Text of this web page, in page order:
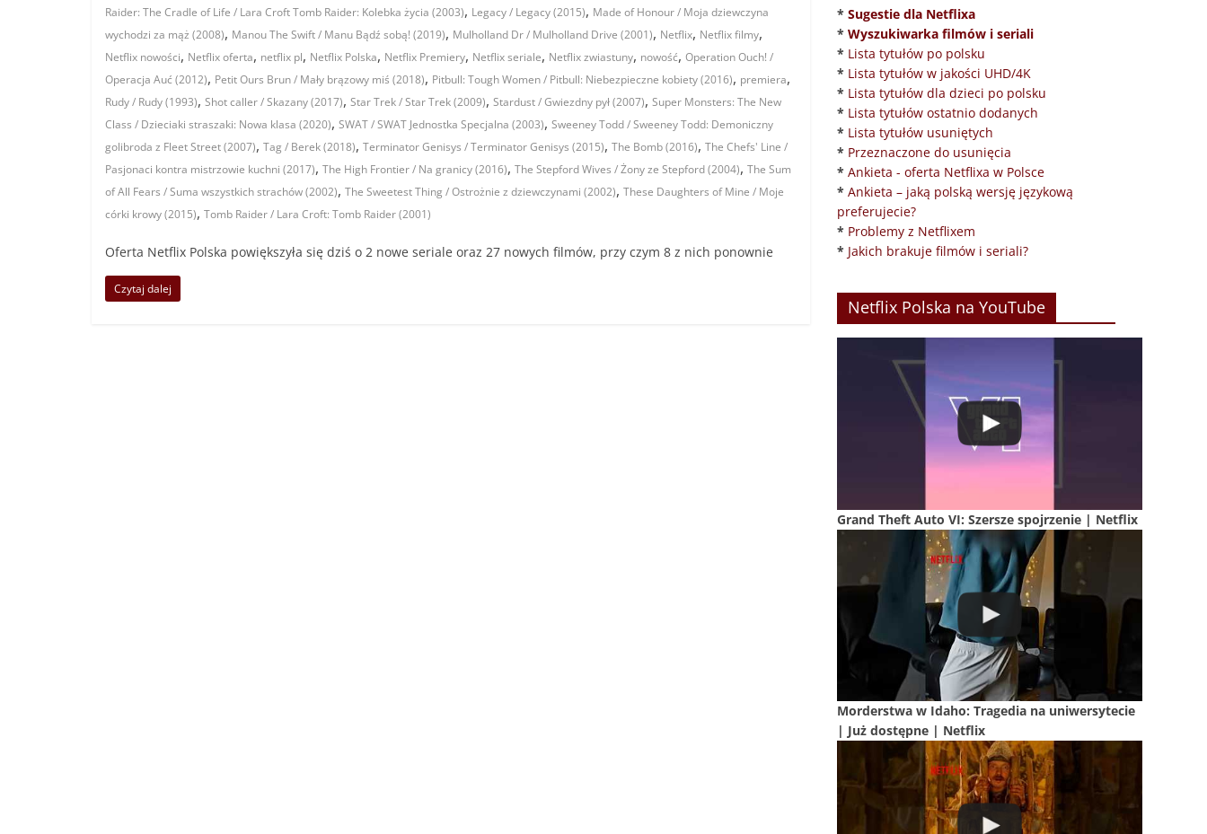
Raider: The Cradle of Life / Lara Croft Tomb Raider: Kolebka życia (2003), Legacy / Legacy (2015), Made of Honour / Moja dziewczyna
wychodzi za mąż (2008), Manou The Swift / Manu Bądź sobą! (2019), Mulholland Dr / Mulholland Drive (2001), Netflix, Netflix filmy,
Netflix nowości, Netflix oferta, netflix pl, Netflix Polska, Netflix Premiery, Netflix seriale, Netflix zwiastuny, nowość, Operation Ouch! /
Operacja Auć (2012), Petit Ours Brun / Mały brązowy miś (2018), Pitbull: Tough Women / Pitbull: Niebezpieczne kobiety (2016), premiera,
Rudy / Rudy (1993), Shot caller / Skazany (2017), Star Trek / Star Trek (2009), Stardust / Gwiezdny pył (2007), Super Monsters: The New
Class / Dzieciaki straszaki: Nowa klasa (2020), SWAT / SWAT Jednostka Specjalna (2003), Sweeney Todd / Sweeney Todd: Demoniczny
golibroda z Fleet Street (2007), Tag / Berek (2018), Terminator Genisys / Terminator Genisys (2015), The Bomb (2016), The Chefs' Line /
Pasjonaci kontra mistrzowie kuchni (2017), The High Frontier / Na granicy (2016), The Stepford Wives / Żony ze Stepford (2004), The Sum
of All Fears / Suma wszystkich strachów (2002), The Sweetest Thing / Ostrożnie z dziewczynami (2002), These Daughters of Mine / Moje
córki krowy (2015), Tomb Raider / Lara Croft: Tomb Raider (2001)
Oferta Netflix Polska powiększyła się dziś o 2 nowe seriale oraz 27 nowych filmów, przy czym 8 z nich ponownie
Czytaj dalej
* Sugestie dla Netflixa
* Wyszukiwarka filmów i seriali
* Lista tytułów po polsku
* Lista tytułów w jakości UHD/4K
* Lista tytułów dla dzieci po polsku
* Lista tytułów ostatnio dodanych
* Lista tytułów usuniętych
* Przeznaczone do usunięcia
* Ankieta - oferta Netflixa w Polsce
* Ankieta – jaką polską wersję językową
preferujecie?
* Problemy z Netflixem
* Jakich brakuje filmów i seriali?
Netflix Polska na YouTube
Grand Theft Auto VI: Szersze spojrzenie | Netflix
Morderstwa w Idaho: Tragedia na uniwersytecie
| Już dostępne | Netflix